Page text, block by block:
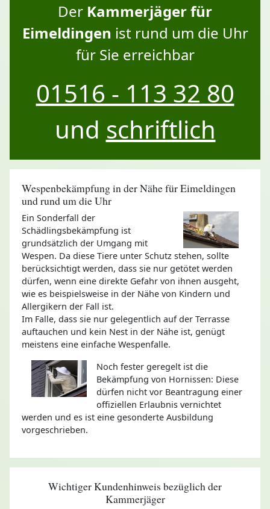
Der Kammerjäger für
Eimeldingen ist rund um die Uhr
für Sie erreichbar
01516 - 113 32 80
und schriftlich
Wespenbekämpfung in der Nähe für Eimeldingen
und rund um die Uhr
Ein Sonderfall der
Schädlingsbekämpfung ist
grundsätzlich der Umgang mit
Wespen. Da diese Tiere unter Schutz stehen, sollte
berücksichtigt werden, dass sie nur getötet werden
dürfen, wenn eine direkte Gefahr von ihnen ausgeht,
wie es beispielsweise in der Nähe von Kindern und
Allergikern der Fall ist.
Im Falle, dass sie nur gelegentlich auf der Terrasse
auftauchen und kein Nest in der Nähe ist, genügt
meistens eine einfache Wespenfalle.
Noch fester geregelt ist die
Bekämpfung von Hornissen: Diese
dürfen nicht vor Beantragung einer
offiziellen Erlaubnis vernichtet
werden und es ist eine gesonderte Ausbildung
vorgeschrieben.
Wichtiger Kundenhinweis bezüglich der
Kammerjäger